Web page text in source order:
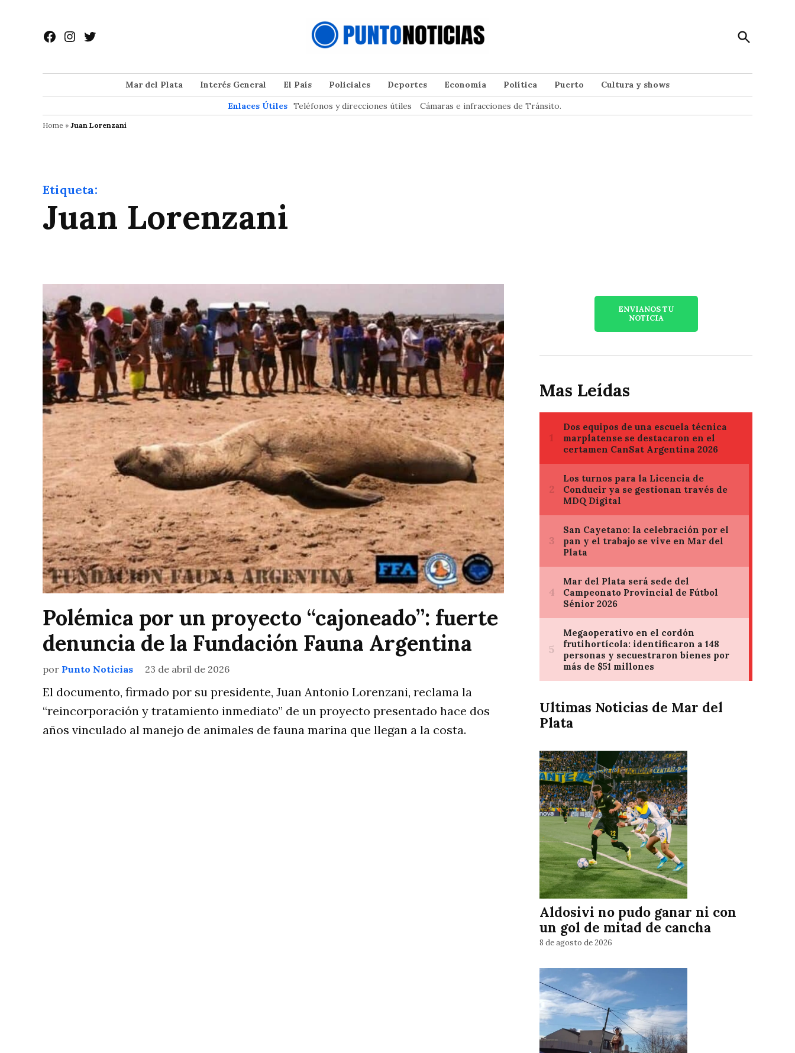
contenido
Facebook
Instagram
Twitter
Open
Search
Mar del Plata Interés General El País Policiales Deportes Economía Política Puerto
Cultura y shows
Enlaces Útiles Teléfonos y direcciones útiles Cámaras e infracciones de Tránsito.
Home » Juan Lorenzani
Etiqueta:
Juan Lorenzani
Polémica por un proyecto “cajoneado”: fuerte
denuncia de la Fundación Fauna Argentina
por Punto Noticias 23 de abril de 2026
El documento, firmado por su presidente, Juan Antonio Lorenzani, reclama la
“reincorporación y tratamiento inmediato” de un proyecto presentado hace dos
años vinculado al manejo de animales de fauna marina que llegan a la costa.
ENVIANOS TU
NOTICIA
Mas Leídas
Ultimas Noticias de Mar del
Plata
Aldosivi no pudo ganar ni con
un gol de mitad de cancha
8 de agosto de 2026